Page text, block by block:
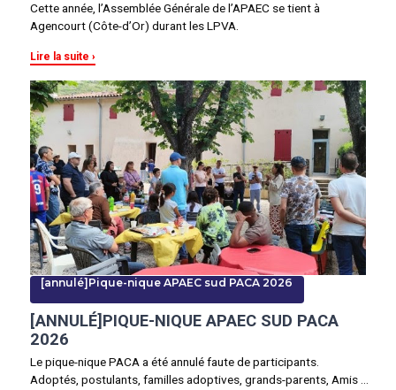
Cette année, l’Assemblée Générale de l’APAEC se tient à
Agencourt (Côte-d’Or) durant les LPVA.
Lire la suite
[annulé]Pique-nique APAEC sud PACA 2026
[ANNULÉ]PIQUE-NIQUE APAEC SUD PACA
2026
Le pique-nique PACA a été annulé faute de participants.
Adoptés, postulants, familles adoptives, grands-parents, Amis …